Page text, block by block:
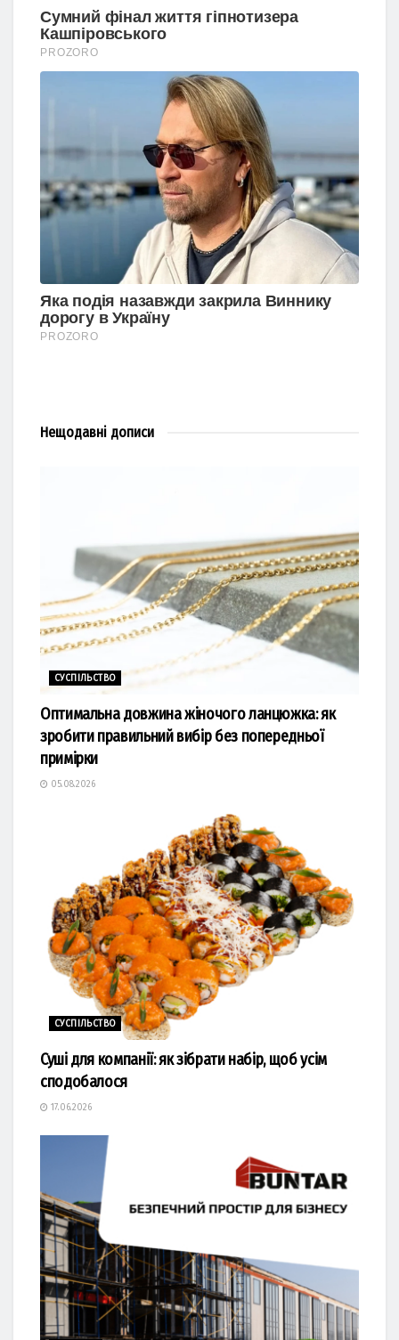
Нещодавні дописи
СУСПІЛЬСТВО
Оптимальна довжина жіночого ланцюжка: як
зробити правильний вибір без попередньої
примірки
05.08.2026
СУСПІЛЬСТВО
Суші для компанії: як зібрати набір, щоб усім
сподобалося
17.06.2026